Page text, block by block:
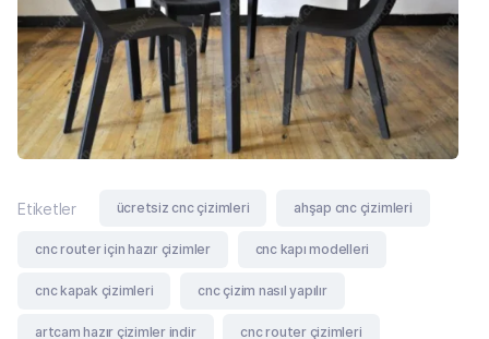
Etiketler ücretsiz cnc çizimleri ahşap cnc çizimleri
cnc router için hazır çizimler cnc kapı modelleri
cnc kapak çizimleri cnc çizim nasıl yapılır
artcam hazır çizimler indir cnc router çizimleri